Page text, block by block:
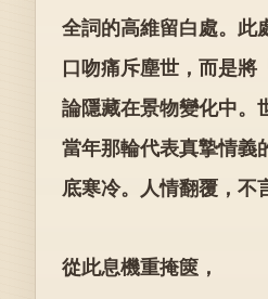
全詞的高維留白處。此
口吻痛斥塵世，而是將
論隱藏在景物變化中。
當年那輪代表真摯情義
底寒冷。人情翻覆，不
從此息機重掩篋，